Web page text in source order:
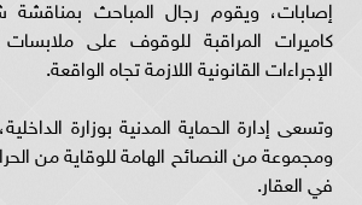
إصابات، ويقوم رجال المباحث بمناقشة
كاميرات المراقبة للوقوف على ملابسات
الإجراءات القانونية اللازمة تجاه الواقعة.
وتسعى إدارة الحماية المدنية بوزارة
ومجموعة من النصائح الهامة للوقاية من
في العقار.